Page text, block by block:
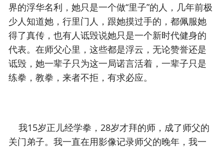
界的浮华名利，她只是一个做“里子”的人，几年前极
少人知道她，行里门人，跟她摸过手的，都佩服她
得了真传，也有人诋毁说她只是一个新时代健身的
代表。在师父心里，这些都是浮云，无论赞誉还是
诋毁，她一辈子只为这一局诺言活着，一辈子只是
练拳，教拳，来者不拒，有求必应。
我15岁正儿经学拳，28岁才拜的师，成了师父的
关门弟子。我一直在用影像记录师父的晚年，我一